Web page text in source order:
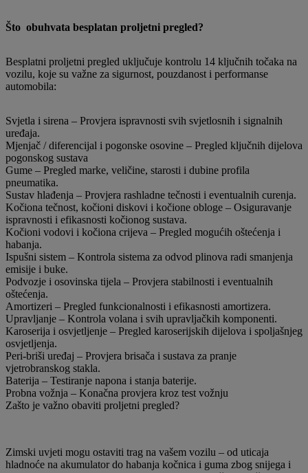
Što obuhvata besplatan proljetni pregled?
Besplatni proljetni pregled uključuje kontrolu 14 ključnih točaka na
vozilu, koje su važne za sigurnost, pouzdanost i performanse
automobila:
Svjetla i sirena – Provjera ispravnosti svih svjetlosnih i signalnih
uređaja.
Mjenjač / diferencijal i pogonske osovine – Pregled ključnih dijelova
pogonskog sustava
Gume – Pregled marke, veličine, starosti i dubine profila
pneumatika.
Sustav hlađenja – Provjera rashladne tečnosti i eventualnih curenja.
Kočiona tečnost, kočioni diskovi i kočione obloge – Osiguravanje
ispravnosti i efikasnosti kočionog sustava.
Kočioni vodovi i kočiona crijeva – Pregled mogućih oštećenja i
habanja.
Ispušni sistem – Kontrola sistema za odvod plinova radi smanjenja
emisije i buke.
Podvozje i osovinska tijela – Provjera stabilnosti i eventualnih
oštećenja.
Amortizeri – Pregled funkcionalnosti i efikasnosti amortizera.
Upravljanje – Kontrola volana i svih upravljačkih komponenti.
Karoserija i osvjetljenje – Pregled karoserijskih dijelova i spoljašnjeg
osvjetljenja.
Peri-briši uređaj – Provjera brisača i sustava za pranje
vjetrobranskog stakla.
Baterija – Testiranje napona i stanja baterije.
Probna vožnja – Konačna provjera kroz test vožnju
Zašto je važno obaviti proljetni pregled?
Zimski uvjeti mogu ostaviti trag na vašem vozilu – od uticaja
hladnoće na akumulator do habanja kočnica i guma zbog snijega i